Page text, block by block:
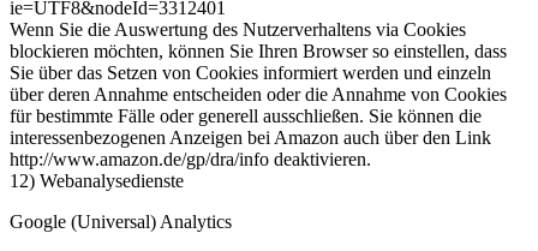
ie=UTF8&nodeId=3312401
Wenn Sie die Auswertung des Nutzerverhaltens via Cookies
blockieren möchten, können Sie Ihren Browser so einstellen, dass
Sie über das Setzen von Cookies informiert werden und einzeln
über deren Annahme entscheiden oder die Annahme von Cookies
für bestimmte Fälle oder generell ausschließen. Sie können die
interessenbezogenen Anzeigen bei Amazon auch über den Link
http://www.amazon.de/gp/dra/info deaktivieren.
12) Webanalysedienste
Google (Universal) Analytics